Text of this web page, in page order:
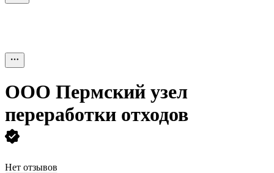
ООО Пермский узел
переработки отходов
Нет отзывов